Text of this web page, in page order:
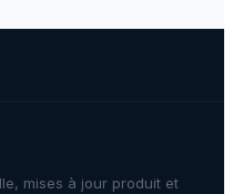
mises à jour produit et